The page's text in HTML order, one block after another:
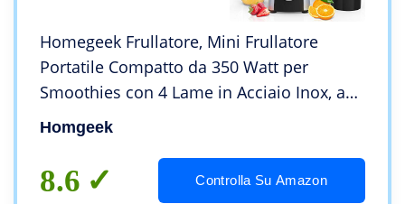
Homegeek Frullatore, Mini Frullatore
Portatile Compatto da 350 Watt per
Smoothies con 4 Lame in Acciaio Inox, ad
Alta Velocità, senza BPA, Lavabile in
Lavastoviglie
Homgeek
8.6 Controlla Su Amazon